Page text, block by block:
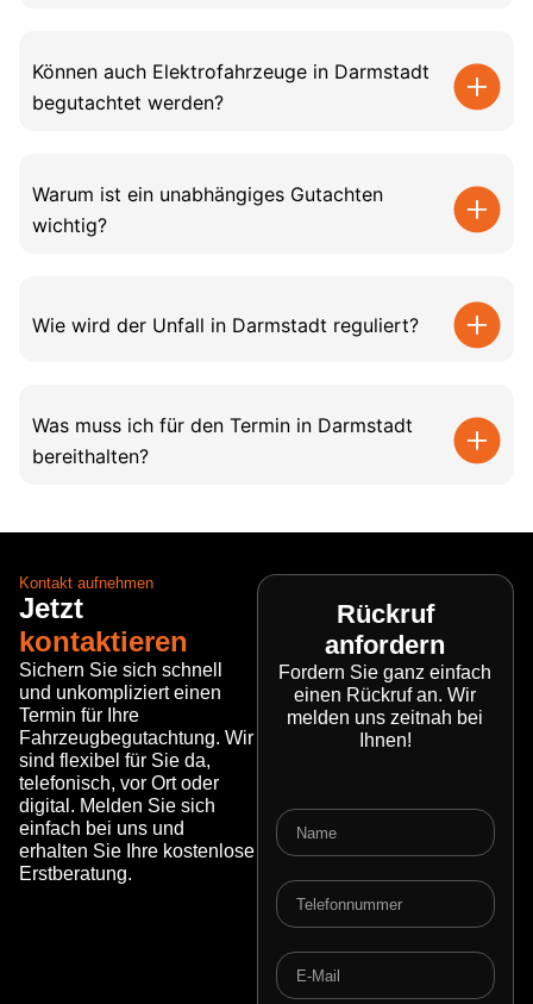
Können auch Elektrofahrzeuge in Darmstadt
begutachtet werden?
Warum ist ein unabhängiges Gutachten
wichtig?
Wie wird der Unfall in Darmstadt reguliert?
Was muss ich für den Termin in Darmstadt
bereithalten?
Kontakt aufnehmen
Jetzt
kontaktieren
Sichern Sie sich schnell
und unkompliziert einen
Termin für Ihre
Fahrzeugbegutachtung. Wir
sind flexibel für Sie da,
telefonisch, vor Ort oder
digital. Melden Sie sich
einfach bei uns und
erhalten Sie Ihre kostenlose
Erstberatung.
Rückruf
anfordern
Fordern Sie ganz einfach
einen Rückruf an. Wir
melden uns zeitnah bei
Ihnen!
Name
Telefonnummer
E-
Mail